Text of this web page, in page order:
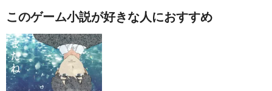
このゲーム小説が好きな人におすすめ